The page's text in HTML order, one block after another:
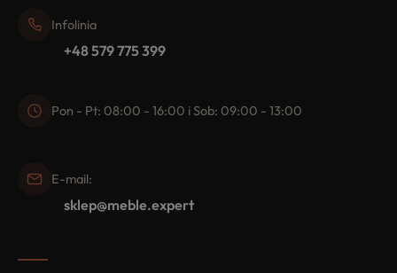
Infolinia
+48 579 775 399
Pon - Pt: 08:00 - 16:00 i Sob: 09:00 - 13:00
E-mail:
sklep@meble.expert